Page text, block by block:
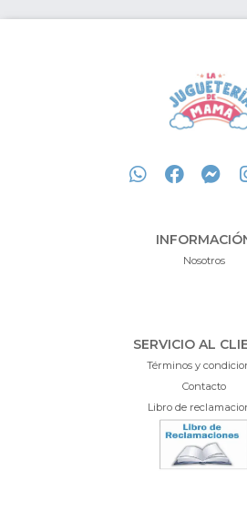
Nosotros
SERVICIO AL
Términos y
Contacto
Libro de